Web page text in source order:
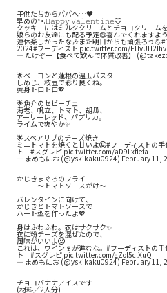
子供たちからパパへ…♥
早めの*•.𝙷𝚊𝚙𝚙𝚢 𝚅𝚊𝚕𝚎𝚗𝚝𝚒𝚗𝚎🤍
クッキーにはミルククリームとチョコクリーム
娘らのお友達にも配る予定😋喜んでくれますよ
連休楽しかったな🎶また明日からも頑張ろう💪#
2024#フーディスト pic.twitter.com/
— たけぞー【食べて飲んで体質改善】
🌟ベーコンと蓮根の温玉パスタ
しめじ、枝豆で彩り良くね。
黄身トロトロ💖
🌟魚介のセビーチェ
海老、帆立、トマト、胡瓜、
アーリーレッド、パプリカ。
ライムで爽やか✨
🌟スペアリブのチーズ焼き
ミニトマトを焼くと甘いよ😃#フーディストの
ト #スグレピpic.twitter.com/aD9LxfIefa
— まめもにお (@yskikaku0924) February 11,
かじきまぐろのフライ
〜トマトソースがけ〜
バレンタインに向けて、
かじきとトマトソースで
ハート型を作ったよ💖
身はふわふわ。衣はサクサク✨
衣に粉チーズを混ぜたので、
風味がいいよ😃
これは、ワイン🍷が進むな。 #フーディストの
ト #スグレピ pic.twitter.com/gZoI5clXuQ
— まめもにお (@yskikaku0924) February 11,
チョコバナナアイスです
(材料／2人分)